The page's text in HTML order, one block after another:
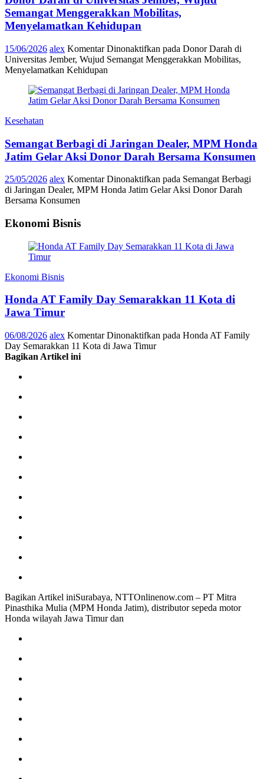
Semangat Menggerakkan Mobilitas,
Menyelamatkan Kehidupan
15/06/2026 alex Komentar Dinonaktifkan pada Donor Darah di
Universitas Jember, Wujud Semangat Menggerakkan Mobilitas,
Menyelamatkan Kehidupan
Kesehatan
Semangat Berbagi di Jaringan Dealer, MPM Honda
Jatim Gelar Aksi Donor Darah Bersama Konsumen
25/05/2026 alex Komentar Dinonaktifkan pada Semangat Berbagi
di Jaringan Dealer, MPM Honda Jatim Gelar Aksi Donor Darah
Bersama Konsumen
Ekonomi Bisnis
Ekonomi Bisnis
Honda AT Family Day Semarakkan 11 Kota di
Jawa Timur
06/08/2026 alex Komentar Dinonaktifkan pada Honda AT Family
Day Semarakkan 11 Kota di Jawa Timur
Bagikan Artikel ini
Bagikan Artikel iniSurabaya, NTTOnlinenow.com – PT Mitra
Pinasthika Mulia (MPM Honda Jatim), distributor sepeda motor
Honda wilayah Jawa Timur dan